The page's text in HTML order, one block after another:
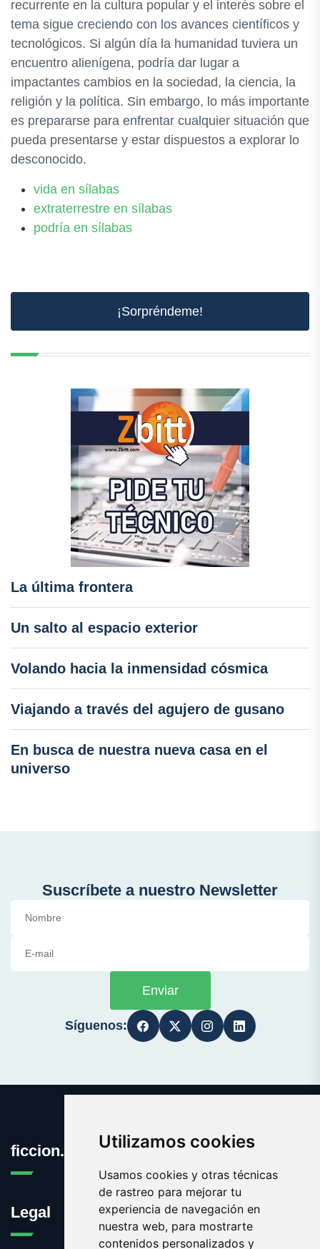
Utilizamos cookies
Usamos cookies y otras técnicas
de rastreo para mejorar tu
experiencia de navegación en
nuestra web, para mostrarte
contenidos personalizados y
recurrente en la cultura popular y el interés sobre el
tema sigue creciendo con los avances científicos y
tecnológicos. Si algún día la humanidad tuviera un
encuentro alienígena, podría dar lugar a
impactantes cambios en la sociedad, la ciencia, la
religión y la política. Sin embargo, lo más importante
es prepararse para enfrentar cualquier situación que
pueda presentarse y estar dispuestos a explorar lo
desconocido.
vida en sílabas
extraterrestre en sílabas
podría en sílabas
¡Sorpréndeme!
La última frontera
Un salto al espacio exterior
Volando hacia la inmensidad cósmica
Viajando a través del agujero de gusano
En busca de nuestra nueva casa en el
universo
Suscríbete a nuestro Newsletter
Enviar
Síguenos:
ficcion.es
Legal